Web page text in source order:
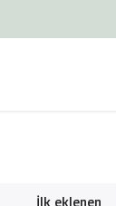
İlk eklenen